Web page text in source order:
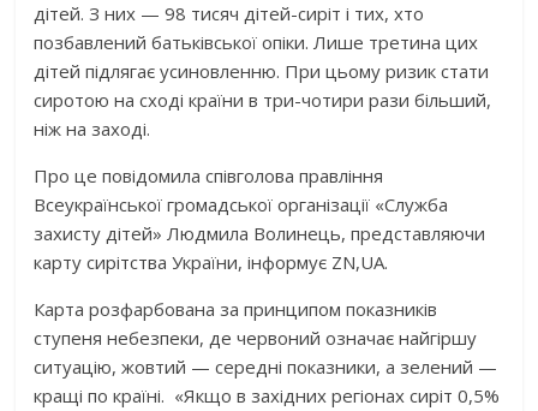
дітей. З них — 98 тисяч дітей-сиріт і тих, хто
позбавлений батьківської опіки. Лише третина цих
дітей підлягає усиновленню. При цьому ризик стати
сиротою на сході країни в три-чотири рази більший,
ніж на заході.
Про це повідомила співголова правління
Всеукраїнської громадської організації «Служба
захисту дітей» Людмила Волинець, представляючи
карту сирітства України, інформує ZN,UA.
Карта розфарбована за принципом показників
ступеня небезпеки, де червоний означає найгіршу
ситуацію, жовтий — середні показники, а зелений —
кращі по країні. «Якщо в західних регіонах сиріт 0,5%